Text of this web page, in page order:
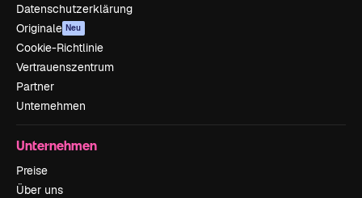
Datenschutzerklärung
Originale Neu
Cookie-Richtlinie
Vertrauenszentrum
Partner
Unternehmen
Unternehmen
Preise
Über uns